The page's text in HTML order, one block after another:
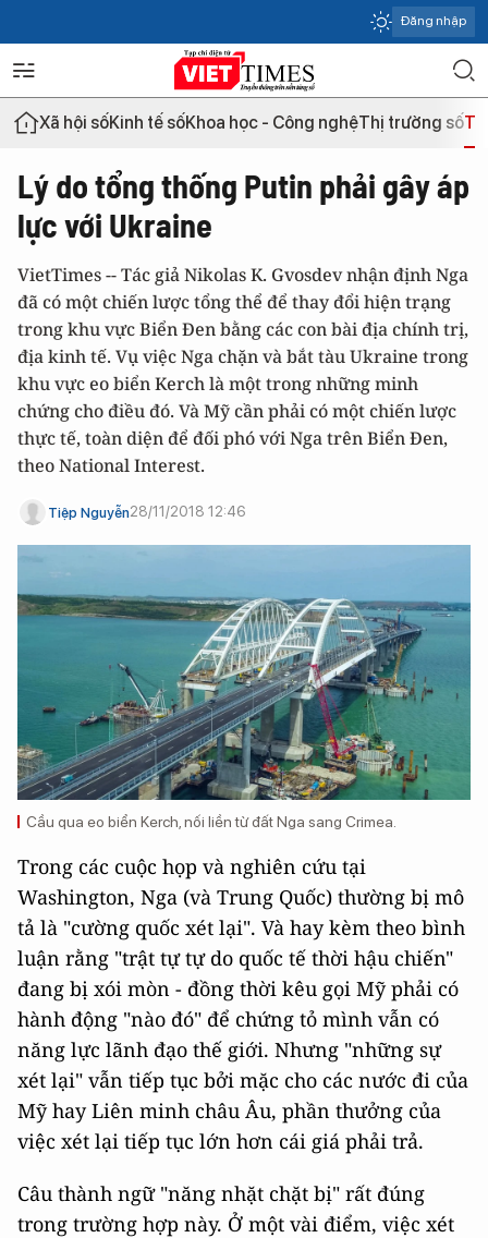
Đăng nhập
Xã hội sốKinh tế sốKhoa học - Công nghệThị trường số
Lý do tổng thống Putin phải gây áp
lực với Ukraine
VietTimes -- Tác giả Nikolas K. Gvosdev nhận định Nga
đã có một chiến lược tổng thể để thay đổi hiện trạng
trong khu vực Biển Đen bằng các con bài địa chính trị,
địa kinh tế. Vụ việc Nga chặn và bắt tàu Ukraine trong
khu vực eo biển Kerch là một trong những minh
chứng cho điều đó. Và Mỹ cần phải có một chiến lược
thực tế, toàn diện để đối phó với Nga trên Biển Đen,
theo National Interest.
Tiệp Nguyễn28/11/2018 12:46
Cầu qua eo biển Kerch, nối liền từ đất Nga sang Crimea.
Trong các cuộc họp và nghiên cứu tại
Washington, Nga (và Trung Quốc) thường bị mô
tả là "cường quốc xét lại". Và hay kèm theo bình
luận rằng "trật tự tự do quốc tế thời hậu chiến"
đang bị xói mòn - đồng thời kêu gọi Mỹ phải có
hành động "nào đó" để chứng tỏ mình vẫn có
năng lực lãnh đạo thế giới. Nhưng "những sự
xét lại" vẫn tiếp tục bởi mặc cho các nước đi của
Mỹ hay Liên minh châu Âu, phần thưởng của
việc xét lại tiếp tục lớn hơn cái giá phải trả.
Câu thành ngữ "năng nhặt chặt bị" rất đúng
trong trường hợp này. Ở một vài điểm, việc xét